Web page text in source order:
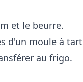
et le beurre.
d'un moule à
au frigo.